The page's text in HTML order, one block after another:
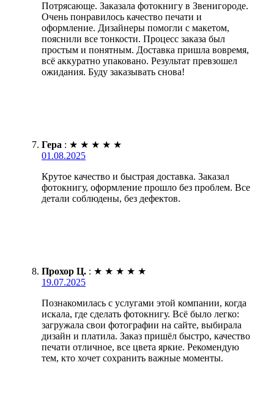
Потрясающе. Заказала фотокнигу в Звенигороде.
Очень понравилось качество печати и
оформление. Дизайнеры помогли с макетом,
пояснили все тонкости. Процесс заказа был
простым и понятным. Доставка пришла вовремя,
всё аккуратно упаковано. Результат превзошел
ожидания. Буду заказывать снова!
Гера : ★ ★ ★ ★ ★
01.08.2025
Крутое качество и быстрая доставка. Заказал
фотокнигу, оформление прошло без проблем. Все
детали соблюдены, без дефектов.
Прохор Ц. : ★ ★ ★ ★ ★
19.07.2025
Познакомилась с услугами этой компании, когда
искала, где сделать фотокнигу. Всё было легко:
загружала свои фотографии на сайте, выбирала
дизайн и платила. Заказ пришёл быстро, качество
печати отличное, все цвета яркие. Рекомендую
тем, кто хочет сохранить важные моменты.